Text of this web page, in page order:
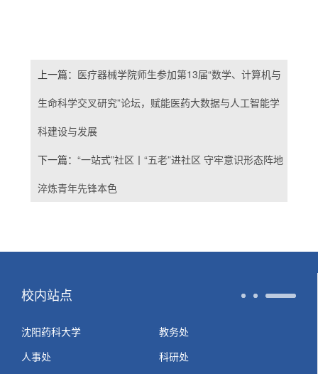
上一篇： 医疗器械学院师生参加第13届“数学、计算机与
生命科学交叉研究”论坛，赋能医药大数据与人工智能学
科建设与发展
下一篇： “一站式”社区丨“五老”进社区 守牢意识形态阵地
淬炼青年先锋本色
校内站点
沈阳药科大学
教务处
人事处
科研处